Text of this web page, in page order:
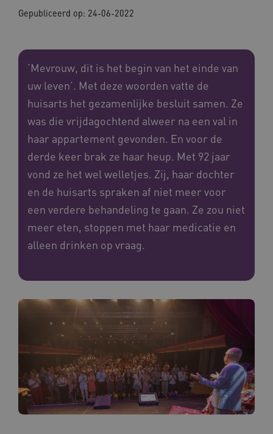
Gepubliceerd op: 24-06-2022
‘Mevrouw, dit is het begin van het einde van
uw leven’. Met deze woorden vatte de
huisarts het gezamenlijke besluit samen. Ze
was die vrijdagochtend alweer na een val in
haar appartement gevonden. En voor de
derde keer brak ze haar heup. Met 92 jaar
vond ze het wel welletjes. Zij, haar dochter
en de huisarts spraken af niet meer voor
een verdere behandeling te gaan. Ze zou niet
meer eten, stoppen met haar medicatie en
alleen drinken op vraag.